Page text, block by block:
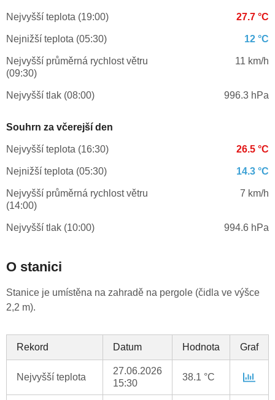
Nejvyšší teplota (19:00) 27.7 °C
Nejnižší teplota (05:30) 12 °C
Nejvyšší průměrná rychlost větru
(09:30)
11 km/h
Nejvyšší tlak (08:00) 996.3 hPa
Souhrn za včerejší den
Nejvyšší teplota (16:30) 26.5 °C
Nejnižší teplota (05:30) 14.3 °C
Nejvyšší průměrná rychlost větru
(14:00)
7 km/h
Nejvyšší tlak (10:00) 994.6 hPa
O stanici
Stanice je umístěna na zahradě na pergole (čidla ve výšce
2,2 m).
Rekord Datum Hodnota Graf
Nejvyšší teplota
27.06.2026
15:30
38.1 °C